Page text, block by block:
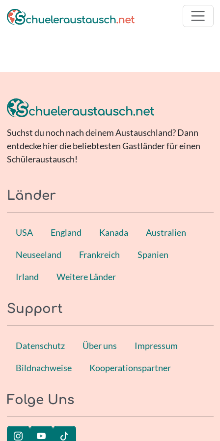
Suchst du noch nach deinem Austauschland? Dann
entdecke hier die beliebtesten Gastländer für einen
Schüleraustausch!
Länder
USA England Kanada Australien
Neuseeland Frankreich Spanien
Irland Weitere Länder
Support
Datenschutz Über uns Impressum
Bildnachweise Kooperationspartner
Folge Uns